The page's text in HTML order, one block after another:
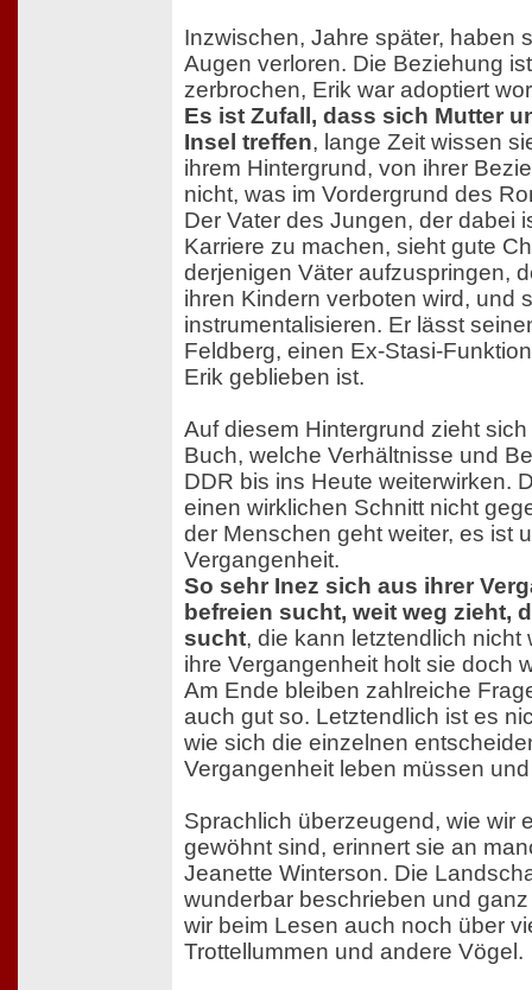
Inzwischen, Jahre später, haben
Augen verloren. Die Beziehung
zerbrochen, Erik war adoptiert
Es ist Zufall, dass sich Mutter
Insel treffen, lange Zeit wissen
ihrem Hintergrund, von ihrer
nicht, was im Vordergrund des
Der Vater des Jungen, der dabei
Karriere zu machen, sieht gute
derjenigen Väter aufzuspringen,
ihren Kindern verboten wird, und
instrumentalisieren. Er lässt
Feldberg, einen Ex-Stasi-
Erik geblieben ist.
Auf diesem Hintergrund zieht
Buch, welche Verhältnisse und
DDR bis ins Heute weiterwirken.
einen wirklichen Schnitt nicht
der Menschen geht weiter, es ist
Vergangenheit.
So sehr Inez sich aus ihrer
befreien sucht, weit weg zieht,
sucht, die kann letztendlich nicht
ihre Vergangenheit holt sie doch
Am Ende bleiben zahlreiche
auch gut so. Letztendlich ist es
wie sich die einzelnen
Vergangenheit leben müssen
Sprachlich überzeugend, wie wir
gewöhnt sind, erinnert sie an
Jeanette Winterson. Die
wunderbar beschrieben und
wir beim Lesen auch noch über
Trottellummen und andere Vögel.